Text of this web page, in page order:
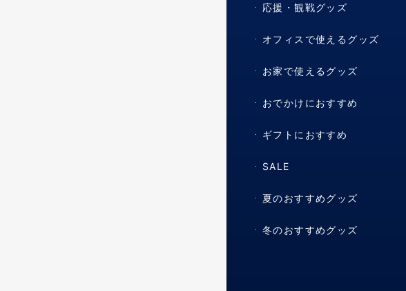
応援・観戦グッズ
オフィスで使えるグッズ
お家で使えるグッズ
おでかけにおすすめ
ギフトにおすすめ
SALE
夏のおすすめグッズ
冬のおすすめグッズ